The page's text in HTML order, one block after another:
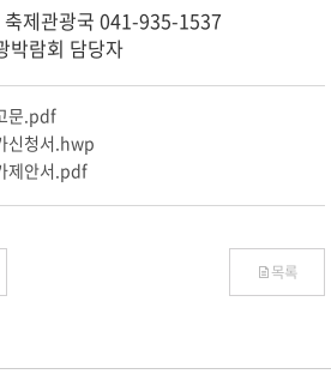
제관광국 041-935-1537
람회 담당자
문.pdf
신청서.hwp
제안서.pdf
목록